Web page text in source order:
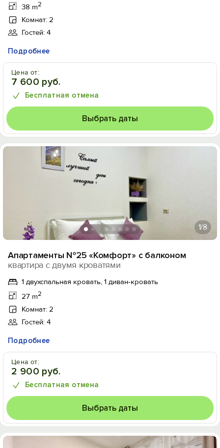
38 m2
Комнат: 2
Гостей: 4
Подробнее
Цена от:
7 600 руб.
Бесплатная отмена
Выбрать даты
1/8
Апартаменты №25 «Комфорт» с балконом
квартира с двумя кроватями
1 двухспальная кровать, 1 диван-кровать
27 m2
Комнат: 2
Гостей: 4
Подробнее
Цена от:
2 900 руб.
Бесплатная отмена
Выбрать даты